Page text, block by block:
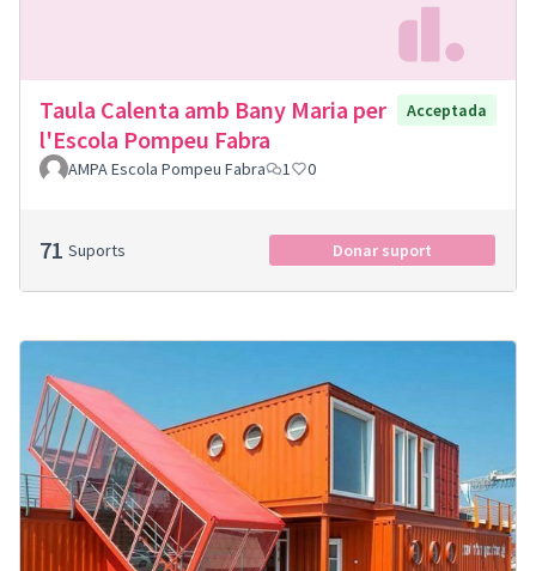
Taula Calenta amb Bany Maria per
l'Escola Pompeu Fabra
Acceptada
AMPA Escola Pompeu Fabra 1 0
71 Suports Donar suport